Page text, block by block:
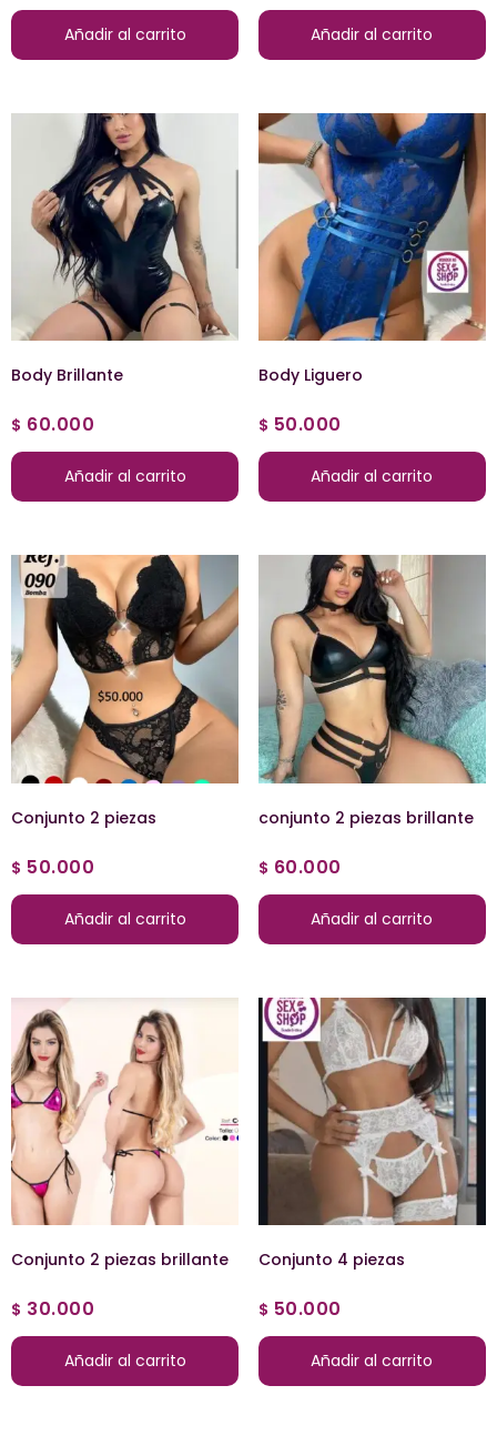
Añadir al carrito Añadir al carrito
Body Brillante
$ 60.000
Añadir al carrito
Body Liguero
$ 50.000
Añadir al carrito
Conjunto 2 piezas
$ 50.000
Añadir al carrito
conjunto 2 piezas brillante
$ 60.000
Añadir al carrito
Conjunto 2 piezas brillante
$ 30.000
Añadir al carrito
Conjunto 4 piezas
$ 50.000
Añadir al carrito